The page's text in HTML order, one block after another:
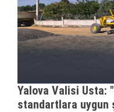
Yalova Valisi Usta:
standartlara uygun